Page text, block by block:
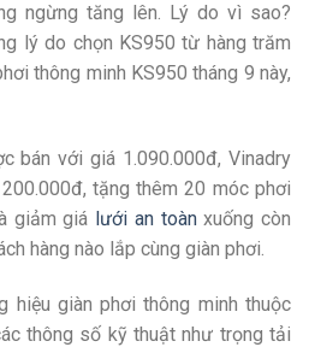
ngừng tăng lên. Lý do vì sao?
lý do chọn KS950 từ hàng trăm
thông minh KS950 tháng 9 này,
bán với giá 1.090.000đ, Vinadry
tặng thêm 20 móc phơi
giảm giá lưới an toànxuống còn
hàng nào lắp cùng giàn phơi.
hiệu giàn phơi thông minh thuộc
thông số kỹ thuật như trọng tải